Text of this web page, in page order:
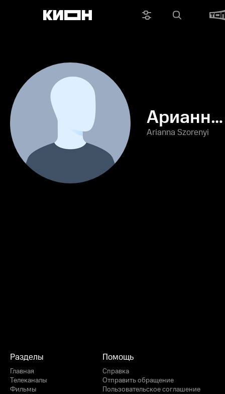
Арианна
Arianna Szorenyi
Разделы
Главная
Телеканалы
Фильмы
Помощь
Справка
Отправить обращение
Пользовательское соглашение